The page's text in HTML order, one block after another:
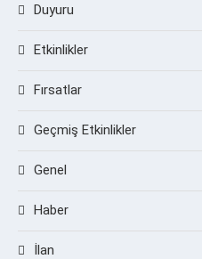
Duyuru
Etkinlikler
Fırsatlar
Geçmiş Etkinlikler
Genel
Haber
İlan